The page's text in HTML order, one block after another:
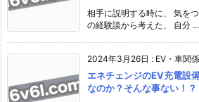
相手に説明する時に、 気を
の経験談から考えた、 自分 ...
2024年3月26日 : EV・車関係
エネチェンジのEV充電設
なのか？そんな事ない！？